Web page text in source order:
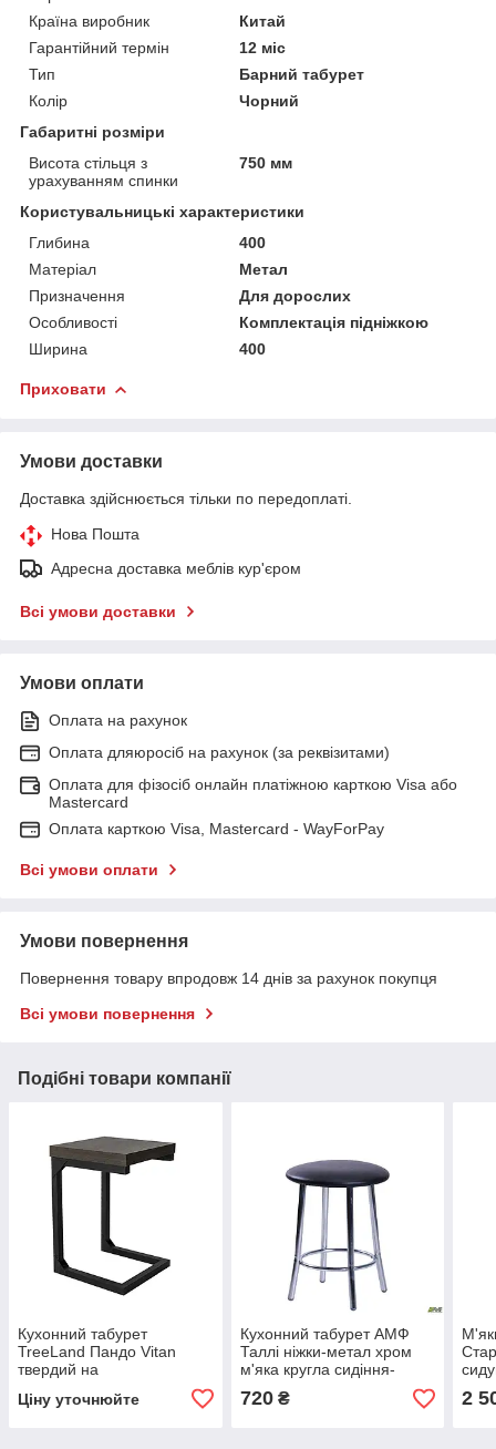
Країна виробник
Китай
Гарантійний термін
12 міс
Тип
Барний табурет
Колір
Чорний
Габаритні розміри
Висота стільця з
урахуванням спинки
750 мм
Користувальницькі характеристики
Глибина
400
Матеріал
Метал
Призначення
Для дорослих
Особливості
Комплектація підніжкою
Ширина
400
Приховати
Умови доставки
Доставка здійснюється тільки по передоплаті.
Нова Пошта
Адресна доставка меблів кур'єром
Всі умови доставки
Умови оплати
Оплата на рахунок
Оплата дляюросіб на рахунок (за реквізитами)
Оплата для фізосіб онлайн платіжною карткою Visa або
Mastercard
Оплата карткою Visa, Mastercard - WayForPay
Всі умови оплати
Умови повернення
Повернення товару впродовж 14 днів за рахунок покупця
Всі умови повернення
Подібні товари компанії
Кухонний табурет
TreeLand Пандо Vitan
твердий на
лофт
Ціну уточнюйте
Кухонний табурет АМФ
Таллі ніжки-метал хром
м'яка кругла сидіння-
чорний кожзам
720₴ 2